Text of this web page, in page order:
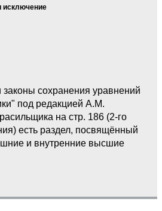
исключение
сохранения уравнений
под редакцией А.М.
на стр. 186 (2-го
есть раздел, посвящённый
и внутренние высшие